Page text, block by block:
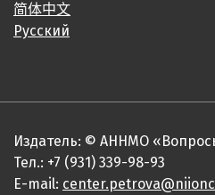
简体中文
Русский
Издатель: © АННМО
Тел.: +7 (931) 339-98-93
E-mail: